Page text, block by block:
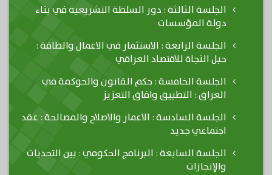
الجلسة الثالثة : دور السلطة التشريعية في بناء
دولة المؤسسات
الجلسة الرابعة : الاستثمار في الاعمال والطاقة :
حبل النجاة للاقتصاد العراقي
الجلسة الخامسة : حكم القانون والحوكمة في
العراق : التطبيق وافاق التعزيز
الجلسة السادسة : الاعمار والاصلاح والمصالحة : عقد
اجتماعي جديد
الجلسة السابعة : البرنامج الحكومي : بين التحديات
والإنجازات